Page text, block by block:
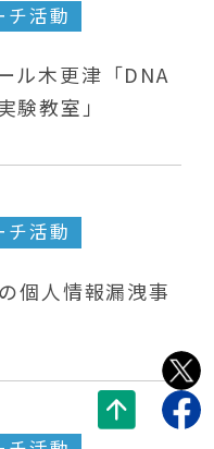
チ活動
ル木更津「DNA
験教室」
チ活動
個人情報漏洩事